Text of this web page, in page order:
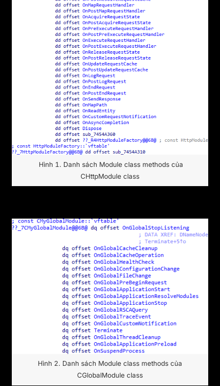
Hình 1. Danh sách Module class methods của
CHttpModule class
Hình 2. Danh sách Module class methods của
CGlobalModule class